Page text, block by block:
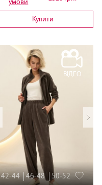
умови
Купити
ВІДЕО
42-44 46-48 50-52